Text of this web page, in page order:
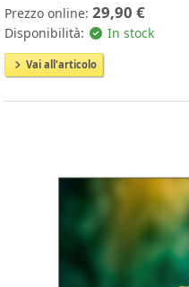
Prezzo online: 29,90 €
Disponibilità: In stock
Vai all'articolo